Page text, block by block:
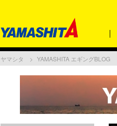
ヤマシタ YAMASHITA エギングBLOG